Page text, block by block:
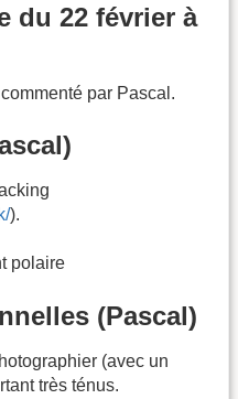
du 22 février à
par Pascal.
).
polaire
(Pascal)
(avec un
très ténus.